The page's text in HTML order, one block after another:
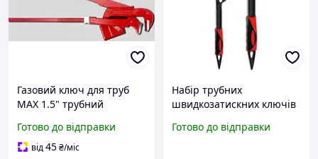
Газовий ключ для труб
MAX 1.5" трубний
ключ L-тип 90°
інструмент для
Готово до відправки
від45₴/міс
Набір трубних
швидкозатискних ключів
універсальні розвідні
Готово до відправки